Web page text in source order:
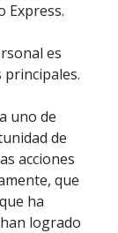
Express.
es
uno de
de
acciones
que
ha
logrado